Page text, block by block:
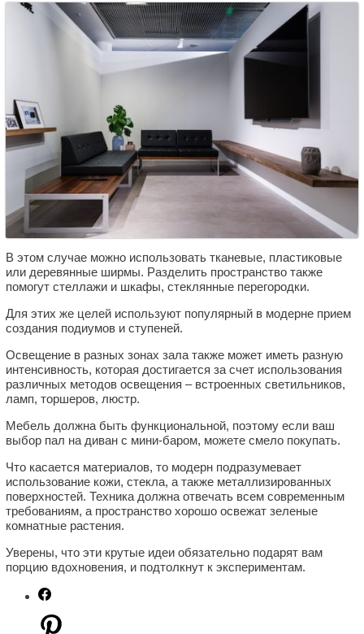
В этом случае можно использовать тканевые, пластиковые
или деревянные ширмы. Разделить пространство также
помогут стеллажи и шкафы, стеклянные перегородки.
Для этих же целей используют популярный в модерне прием
создания подиумов и ступеней.
Освещение в разных зонах зала также может иметь разную
интенсивность, которая достигается за счет использования
различных методов освещения – встроенных светильников,
ламп, торшеров, люстр.
Мебель должна быть функциональной, поэтому если ваш
выбор пал на диван с мини-баром, можете смело покупать.
Что касается материалов, то модерн подразумевает
использование кожи, стекла, а также металлизированных
поверхностей. Техника должна отвечать всем современным
требованиям, а пространство хорошо освежат зеленые
комнатные растения.
Уверены, что эти крутые идеи обязательно подарят вам
порцию вдохновения, и подтолкнут к экспериментам.